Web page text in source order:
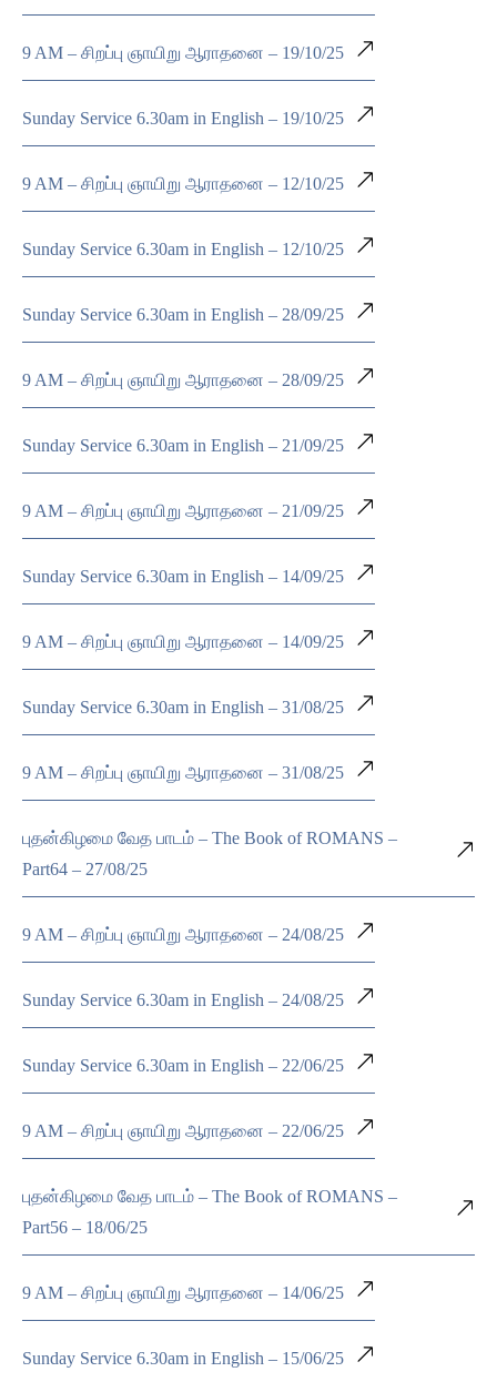
9 AM – சிறப்பு ஞாயிறு ஆராதனை – 19/10/25
Sunday Service 6.30am in English – 19/10/25
9 AM – சிறப்பு ஞாயிறு ஆராதனை – 12/10/25
Sunday Service 6.30am in English – 12/10/25
Sunday Service 6.30am in English – 28/09/25
9 AM – சிறப்பு ஞாயிறு ஆராதனை – 28/09/25
Sunday Service 6.30am in English – 21/09/25
9 AM – சிறப்பு ஞாயிறு ஆராதனை – 21/09/25
Sunday Service 6.30am in English – 14/09/25
9 AM – சிறப்பு ஞாயிறு ஆராதனை – 14/09/25
Sunday Service 6.30am in English – 31/08/25
9 AM – சிறப்பு ஞாயிறு ஆராதனை – 31/08/25
புதன்கிழமை வேத பாடம் – The Book of ROMANS –
Part64 – 27/08/25
9 AM – சிறப்பு ஞாயிறு ஆராதனை – 24/08/25
Sunday Service 6.30am in English – 24/08/25
Sunday Service 6.30am in English – 22/06/25
9 AM – சிறப்பு ஞாயிறு ஆராதனை – 22/06/25
புதன்கிழமை வேத பாடம் – The Book of ROMANS –
Part56 – 18/06/25
9 AM – சிறப்பு ஞாயிறு ஆராதனை – 14/06/25
Sunday Service 6.30am in English – 15/06/25